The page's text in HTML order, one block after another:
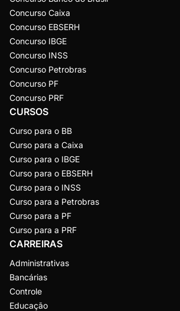
Concurso Caixa
Concurso EBSERH
Concurso IBGE
Concurso INSS
Concurso Petrobras
Concurso PF
Concurso PRF
CURSOS
Curso para o BB
Curso para a Caixa
Curso para o IBGE
Curso para o EBSERH
Curso para o INSS
Curso para a Petrobras
Curso para a PF
Curso para a PRF
CARREIRAS
Administrativas
Bancárias
Controle
Educação